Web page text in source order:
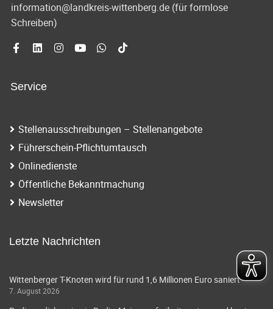
information@landkreis-wittenberg.de (für formlose
Schreiben)
Service
Stellenausschreibungen – Stellenangebote
Führerschein-Pflichtumtausch
Onlinedienste
Öffentliche Bekanntmachung
Newsletter
Letzte Nachrichten
Wittenberger T-Knoten wird für rund 1,6 Millionen Euro saniert
7. August 2026